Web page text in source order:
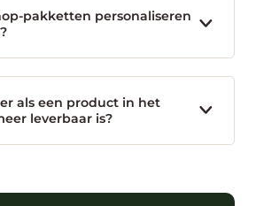
pakketten personaliseren
als een product in het
leverbaar is?